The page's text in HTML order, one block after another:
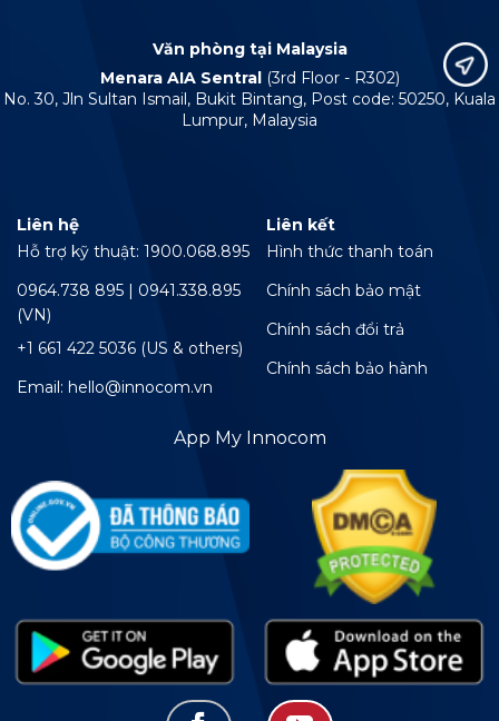
Văn phòng tại Malaysia
Menara AIA Sentral (3rd Floor - R302)
No. 30, Jln Sultan Ismail, Bukit Bintang, Post code: 50250, Kuala
Lumpur, Malaysia
Liên hệ
Hỗ trợ kỹ thuật: 1900.068.895
0964.738 895 | 0941.338.895
(VN)
+1 661 422 5036 (US & others)
Email: hello@innocom.vn
Liên kết
Hình thức thanh toán
Chính sách bảo mật
Chính sách đổi trả
Chính sách bảo hành
App My Innocom